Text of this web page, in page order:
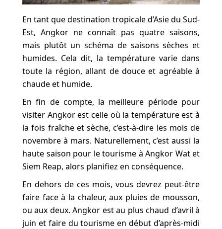
En tant que destination tropicale d’Asie du Sud-
Est, Angkor ne connaît pas quatre saisons,
mais plutôt un schéma de saisons sèches et
humides. Cela dit, la température varie dans
toute la région, allant de douce et agréable à
chaude et humide.
En fin de compte, la meilleure période pour
visiter Angkor est celle où la température est à
la fois fraîche et sèche, c’est-à-dire les mois de
novembre à mars. Naturellement, c’est aussi la
haute saison pour le tourisme à Angkor Wat et
Siem Reap, alors planifiez en conséquence.
En dehors de ces mois, vous devrez peut-être
faire face à la chaleur, aux pluies de mousson,
ou aux deux. Angkor est au plus chaud d’avril à
juin et faire du tourisme en début d’après-midi